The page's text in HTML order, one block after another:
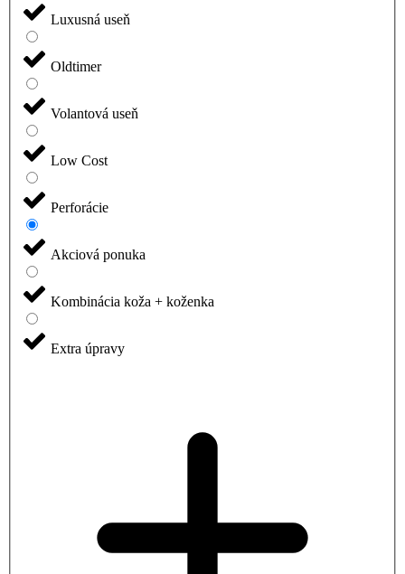
Luxusná useň
Oldtimer
Volantová useň
Low Cost
Perforácie
Akciová ponuka
Kombinácia koža + koženka
Extra úpravy